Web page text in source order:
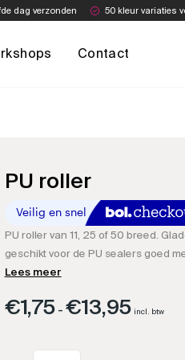
dag verzonden 50 kleur variaties
Contact
PU roller
PU roller van 11, 25 of 50 breed.
geschikt voor de PU sealers goed
gebruiken voor je gewone verfwerk.
Lees meer
€1,75 - €13,95 incl. btw